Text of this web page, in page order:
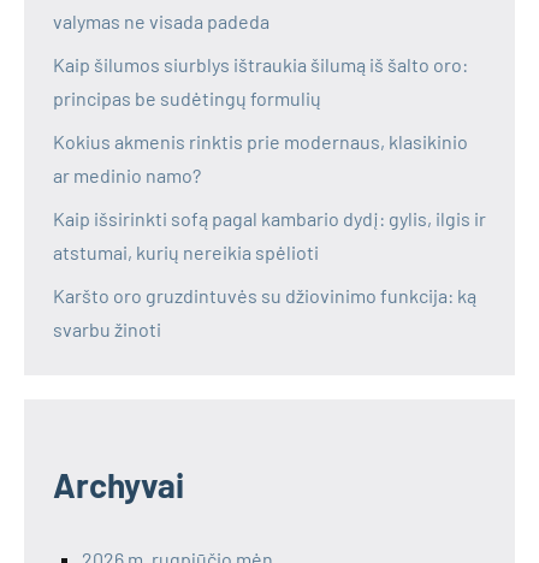
valymas ne visada padeda
Kaip šilumos siurblys ištraukia šilumą iš šalto oro:
principas be sudėtingų formulių
Kokius akmenis rinktis prie modernaus, klasikinio
ar medinio namo?
Kaip išsirinkti sofą pagal kambario dydį: gylis, ilgis ir
atstumai, kurių nereikia spėlioti
Karšto oro gruzdintuvės su džiovinimo funkcija: ką
svarbu žinoti
Archyvai
2026 m. rugpjūčio mėn.